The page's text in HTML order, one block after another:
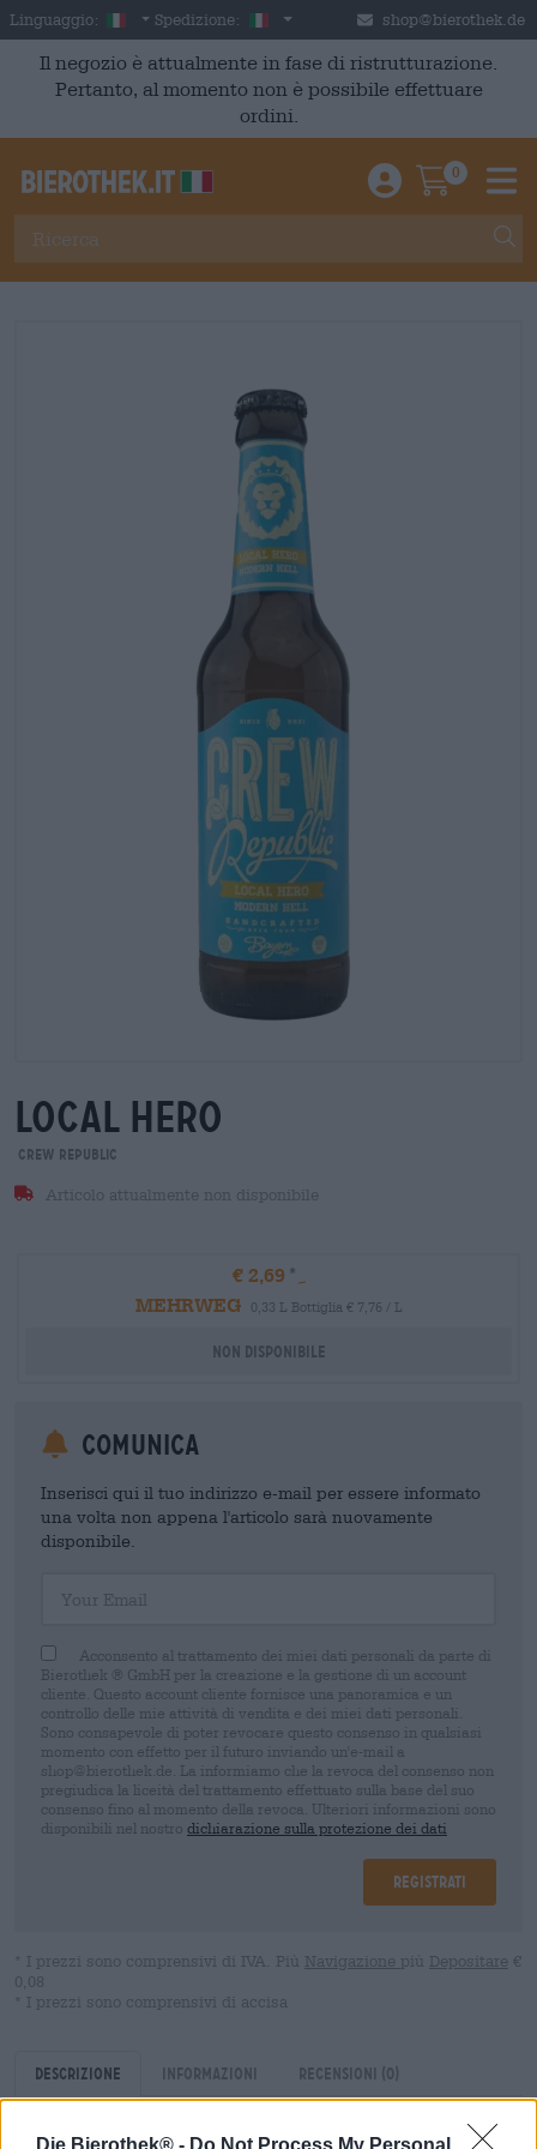
Die Bierothek® - Do Not Process My Personal
Skip to main content
Linguaggio: Italian
Spedizione: Italia shop@bierothek.de
Il negozio è attualmente in fase di ristrutturazione.
Pertanto, al momento non è possibile effettuare
ordini.
Einloggen /
0
local hero
Crew Republic
Articolo attualmente non disponibile
€ 2,69
MEHRWEG
0,33 L Bottiglia € 7,76 / L
Non disponibile
Comunica
Inserisci qui il tuo indirizzo e-mail per essere informato
una volta non appena l'articolo sarà nuovamente
disponibile.
Acconsento al trattamento dei miei dati personali da parte di
Bierothek ® GmbH per la creazione e la gestione di un account
cliente. Questo account cliente fornisce una panoramica e un
controllo delle mie attività di vendita e dei miei dati personali.
Sono consapevole di poter revocare questo consenso in qualsiasi
momento con effetto per il futuro inviando un'e-mail a
shop@bierothek.de. La informiamo che la revoca del consenso non
pregiudica la liceità del trattamento effettuato sulla base del suo
consenso fino al momento della revoca. Ulteriori informazioni sono
disponibili nel nostro dichiarazione sulla protezione dei dati
Registrati
* I prezzi sono comprensivi di IVA. Più Navigazione più Depositare €
0,08
* I prezzi sono comprensivi di accisa
Descrizione Informazioni Recensioni (0)